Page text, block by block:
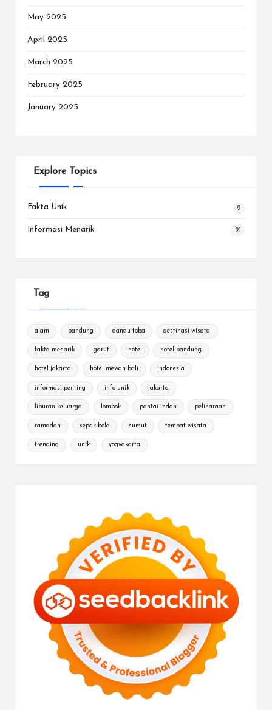
May 2025
April 2025
March 2025
February 2025
January 2025
Explore Topics
Fakta Unik 2
Informasi Menarik 21
Tag
alam bandung danau toba destinasi wisata
fakta menarik garut hotel hotel bandung
hotel jakarta hotel mewah bali indonesia
informasi penting info unik jakarta
liburan keluarga lombok pantai indah peliharaan
ramadan sepak bola sumut tempat wisata
trending unik yogyakarta